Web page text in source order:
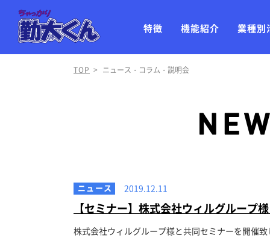
特徴 機能紹介 業種別
TOP > ニュース・コラム・説明会
ニュース 2019.12.11
【セミナー】株式会社ウィルグループ
株式会社ウィルグループ様と共同セミナーを開催